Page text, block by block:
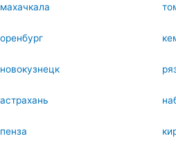
махачкала
оренбург
новокузнецк
астрахань
пенза